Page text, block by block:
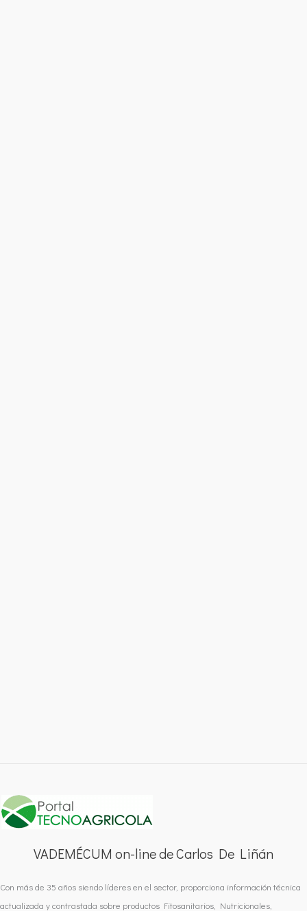
VADEMÉCUM on-line de Carlos De Liñán
Con más de 35 años siendo líderes en el sector, proporciona información técnica
actualizada y contrastada sobre productos Fitosanitarios, Nutricionales,